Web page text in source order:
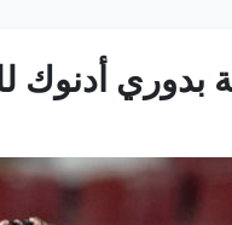
للمحترفين